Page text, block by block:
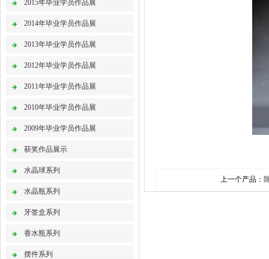
2015年毕业学员作品展
2014年毕业学员作品展
2013年毕业学员作品展
2012年毕业学员作品展
2011年毕业学员作品展
2010年毕业学员作品展
2009年毕业学员作品展
获奖作品展示
水晶球系列
水晶瓶系列
牙签盒系列
香水瓶系列
摆件系列
上一个产品：